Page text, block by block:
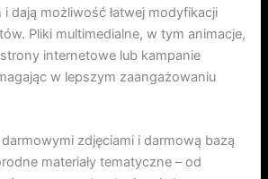
dają możliwość łatwej modyfikacji
Pliki multimedialne, w tym animacje,
internetowe lub kampanie
w lepszym zaangażowaniu
zdjęciami i darmową bazą
materiały tematyczne – od